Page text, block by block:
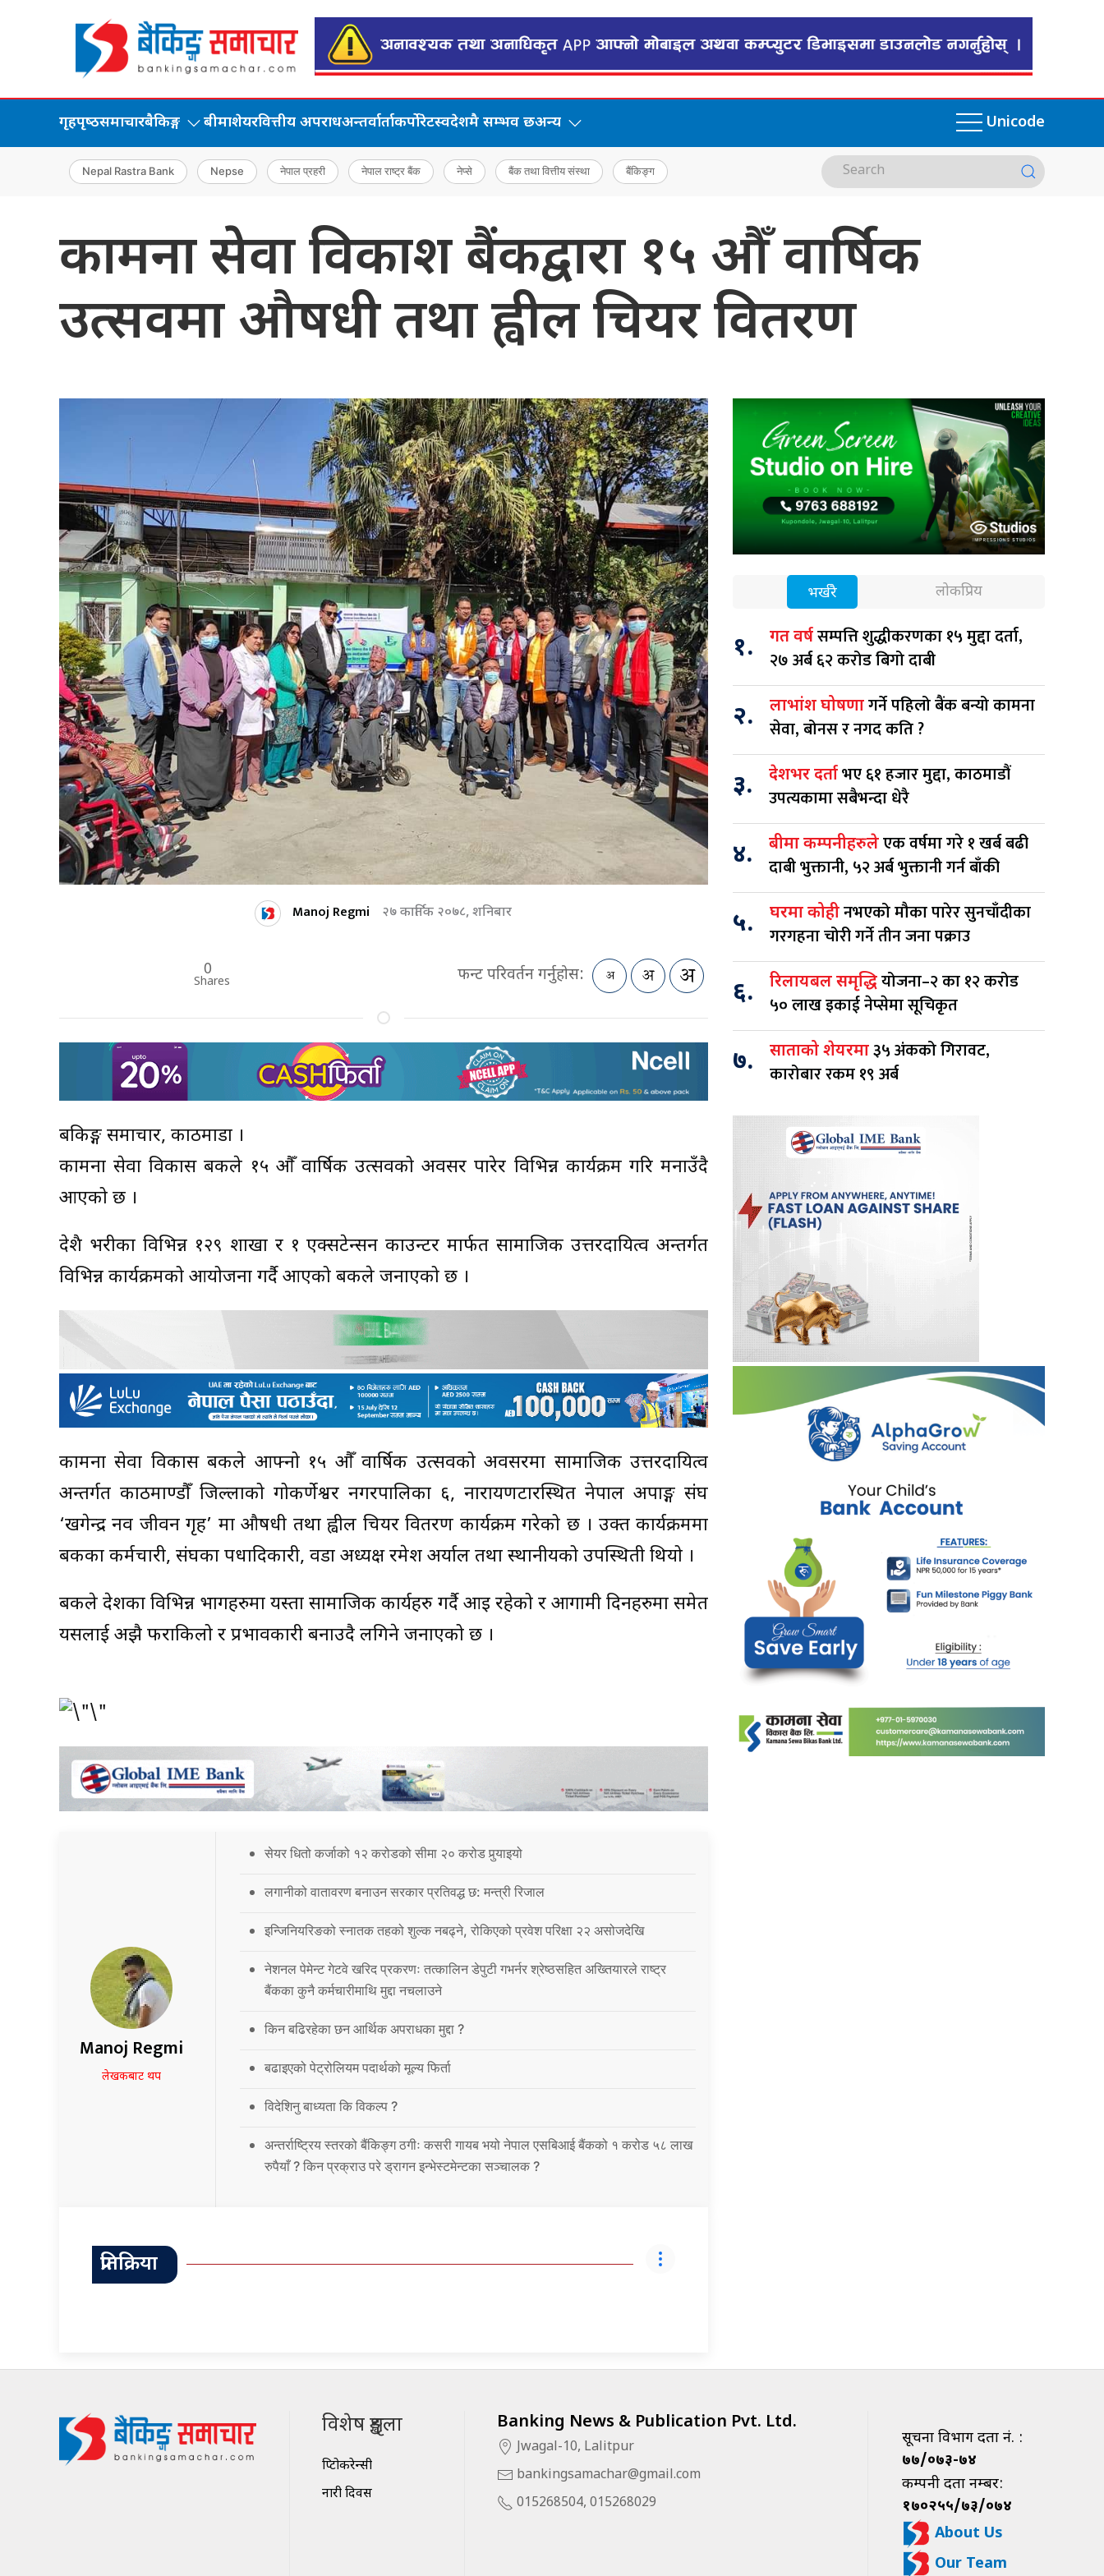
गृहपृष्‍ठसमाचारबैकिङ्ग बीमाशेयरवित्तीय अपराधअन्तर्वार्ताकर्पोरेटस्वदेशमै सम्भव छअन्य Unicode
Nepal Rastra Bank Nepse नेपाल प्रहरी नेपाल राष्ट्र बैंक नेप्से बैंक तथा वित्तीय संस्था बैंकिङ्ग
कामना सेवा विकाश बैंकद्वारा १५ औँ वार्षिक
उत्सवमा औषधी तथा ह्वील चियर वितरण
Manoj Regmi २७ कार्तिक २०७८, शनिबार
0
Shares फन्ट परिवर्तन गर्नुहोस:
बैंकिङ्ग समाचार, काठमाडौं ।
कामना सेवा विकास बैंकले १५ औँ वार्षिक उत्सवको अवसर पारेर विभिन्न कार्यक्रम गरि मनाउँदै
आएको छ ।
देशै भरीका विभिन्न १२९ शाखा र १ एक्सटेन्सन काउन्टर मार्फत सामाजिक उत्तरदायित्व अन्तर्गत
विभिन्न कार्यक्रमको आयोजना गर्दै आएको बैंकले जनाएको छ ।
कामना सेवा विकास बैंकले आफ्नो १५ औँ वार्षिक उत्सवको अवसरमा सामाजिक उत्तरदायित्व
अन्तर्गत काठमाण्डौँ जिल्लाको गोकर्णेश्वर नगरपालिका ६, नारायणटारस्थित नेपाल अपाङ्ग संघ
‘खगेन्द्र नव जीवन गृह’ मा औषधी तथा ह्वील चियर वितरण कार्यक्रम गरेको छ । उक्त कार्यक्रममा
बैंकका कर्मचारी, संघका पधादिकारी, वडा अध्यक्ष रमेश अर्याल तथा स्थानीयको उपस्थिती थियो ।
बैंकले देशका विभिन्न भागहरुमा यस्ता सामाजिक कार्यहरु गर्दै आइ रहेको र आगामी दिनहरुमा समेत
यसलाई अझै फराकिलो र प्रभावकारी बनाउदै लगिने जनाएको छ ।
Manoj Regmi
लेखकबाट थप
सेयर धितो कर्जाको १२ करोडको सीमा २० करोड पुर्‍याइयो
लगानीको वातावरण बनाउन सरकार प्रतिवद्ध छ: मन्त्री रिजाल
इन्जिनियरिङको स्नातक तहको शुल्क नबढ्ने, रोकिएको प्रवेश परिक्षा २२ असोजदेखि
नेशनल पेमेन्ट गेटवे खरिद प्रकरणः तत्कालिन डेपुटी गभर्नर श्रेष्ठसहित अख्तियारले राष्ट्र
बैंकका कुनै कर्मचारीमाथि मुद्दा नचलाउने
किन बढिरहेका छन आर्थिक अपराधका मुद्दा ?
बढाइएको पेट्रोलियम पदार्थको मूल्य फिर्ता
विदेशिनु बाध्यता कि विकल्प ?
अन्तर्राष्ट्रिय स्तरको बैंकिङ्ग ठगीः कसरी गायब भयो नेपाल एसबिआई बैंकको १ करोड ५८ लाख
रुपैयाँ ? किन प्रक्राउ परे ड्रागन इन्भेस्टमेन्टका सञ्चालक ?
प्रतिक्रिया
भर्खरै लोकप्रिय
१. गत वर्षसम्पत्ति शुद्धीकरणका १५ मुद्दा दर्ता,
२७ अर्ब ६२ करोड बिगो दाबी
२. लाभांश घोषणागर्ने पहिलो बैंक बन्यो कामना
सेवा, बोनस र नगद कति ?
३. देशभर दर्ताभए ६१ हजार मुद्दा, काठमाडौं
उपत्यकामा सबैभन्दा धेरै
४. बीमा कम्पनीहरुलेएक वर्षमा गरे १ खर्ब बढी
दाबी भुक्तानी, ५२ अर्ब भुक्तानी गर्न बाँकी
५. घरमा कोहीनभएको मौका पारेर सुनचाँदीका
गरगहना चोरी गर्ने तीन जना पक्राउ
६. रिलायबल समृद्धियोजना–२ का १२ करोड
५० लाख इकाई नेप्सेमा सूचिकृत
७. साताको शेयरमा३५ अंकको गिरावट,
कारोबार रकम १९ अर्ब
विशेष शृङ्खला
क्रिप्टोकरेन्सी
नारी दिवस
Banking News & Publication Pvt. Ltd.
Jwagal-10, Lalitpur
bankingsamachar@gmail.com
015268504, 015268029
सूचना विभाग दर्ता नं. :
७७/०७३-७४
कम्पनी दर्ता नम्बर:
१७०२५५/७३/०७४
About Us
Our Team